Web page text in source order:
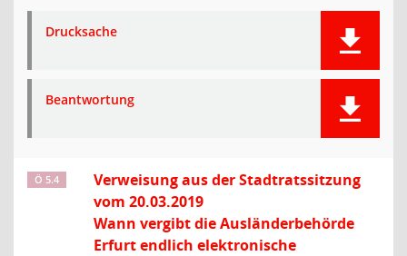
Drucksache
Beantwortung
Ö 5.4
Verweisung aus der Stadtratssitzung
vom 20.03.2019
Wann vergibt die Ausländerbehörde
Erfurt endlich elektronische